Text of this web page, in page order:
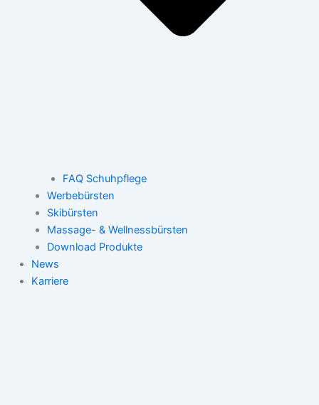
FAQ Schuhpflege
Werbebürsten
Skibürsten
Massage- & Wellnessbürsten
Download Produkte
News
Karriere